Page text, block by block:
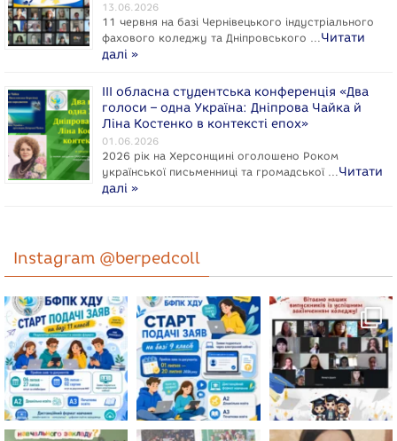
13.06.2026
11 червня на базі Чернівецького індустріального
фахового коледжу та Дніпровського …Читати
далі »
ІІІ обласна студентська конференція «Два
голоси – одна Україна: Дніпрова Чайка й
Ліна Костенко в контексті епох»
01.06.2026
2026 рік на Херсонщині оголошено Роком
укpaїнcької письменниці та громадської …Читати
далі »
Instagram @berpedcoll